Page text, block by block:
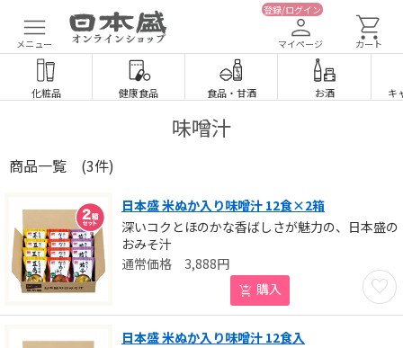
メニュー
登録/ログイン
マイページ カート
化粧品 健康食品 食品・ 甘酒 お酒 キ
味噌汁
商品一覧 (3件)
日本盛 米ぬか入り味噌汁 12食×2箱
深いコクとほのかな香ばしさが魅力の、日本盛の
おみそ汁
お気
3,888円
購入
日本盛 米ぬか入り味噌汁 12食入